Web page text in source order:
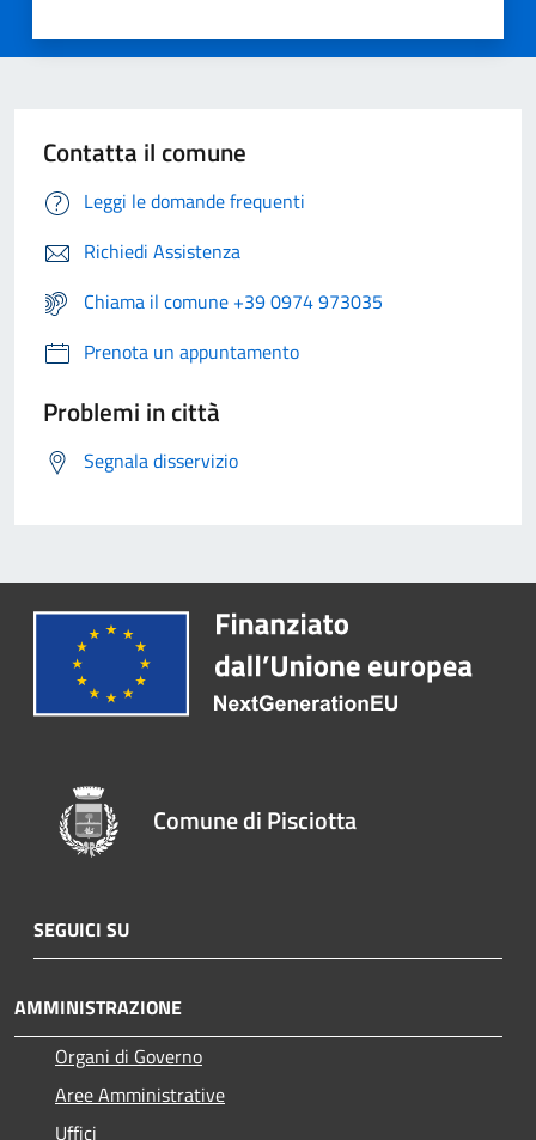
Contatta il comune
Leggi le domande frequenti
Richiedi Assistenza
Chiama il comune +39 0974 973035
Prenota un appuntamento
Problemi in città
Segnala disservizio
Comune di Pisciotta
SEGUICI SU
AMMINISTRAZIONE
Organi di Governo
Aree Amministrative
Uffici